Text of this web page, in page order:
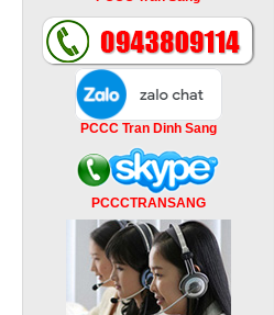
PCCC Tran Dinh Sang
PCCCTRANSANG